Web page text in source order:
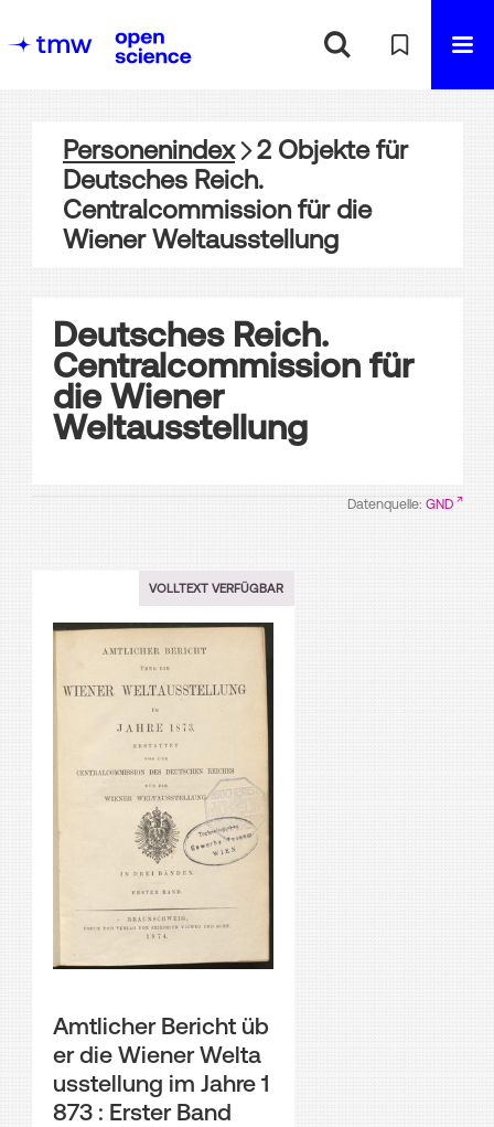
Personenindex 2 Objektefür
Deutsches Reich.
Centralcommission für die
Wiener Weltausstellung
Deutsches Reich.
Centralcommission für
die Wiener
Weltausstellung
Datenquelle: GND
VOLLTEXT VERFÜGBAR
Amtlicher Bericht üb
er die Wiener Welta
usstellung im Jahre 1
873 : Erster Band